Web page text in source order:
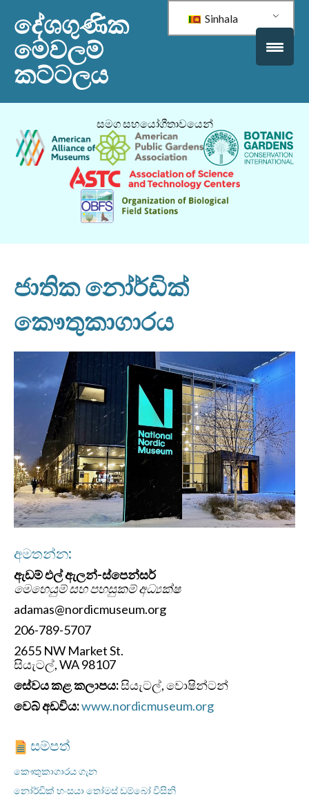
දේශගුණික
මෙවලම්
කට්ටලය
Sinhala
සමග සහයෝගීතාවයෙන්
ජාතික නෝර්ඩික්
කෞතුකාගාරය
අමතන්න:
ඇඩම් එල් ඇලන්-ස්පෙන්සර්
මෙහෙයුම් සහ පහසුකම් අධ්‍යක්ෂ
adamas@nordicmuseum.org
206-789-5707
2655 NW Market St.
සියැටල්, WA 98107
සේවය කළ කලාපය:සියැටල්, වොෂින්ටන්
වෙබ් අඩවිය:www.nordicmuseum.org
සම්පත්
කෞතුකාගාරය ගැන
නෝර්ඩික් හංසයා තෝමස් ඩම්බෝ විසිනි